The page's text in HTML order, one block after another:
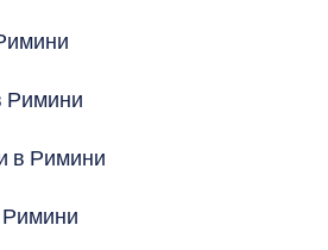
Римини
в Римини
Римини